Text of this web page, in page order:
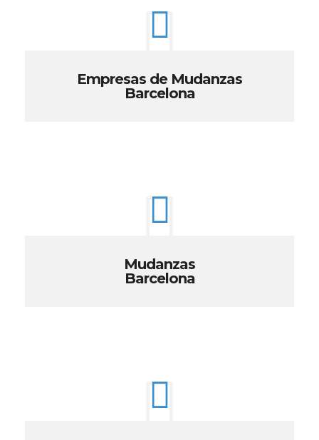
Empresas de Mudanzas
Barcelona
Mudanzas
Barcelona